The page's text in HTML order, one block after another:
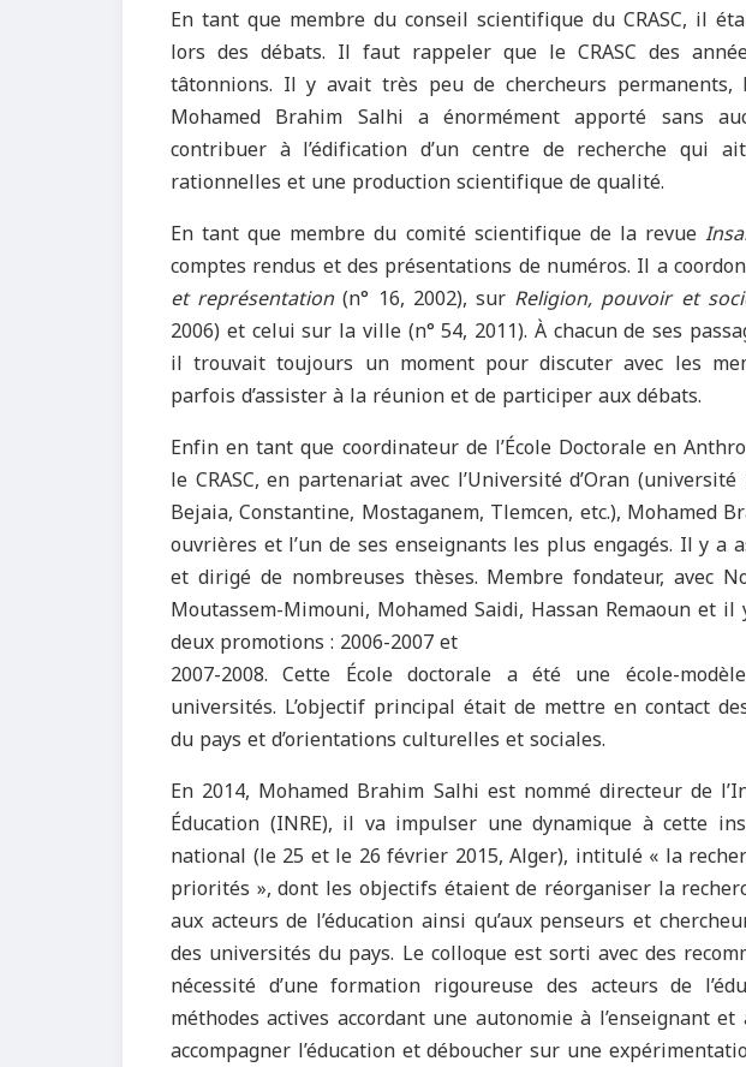
En tant que membre du conseil scientifique du CRASC, il
lors des débats. Il faut rappeler que le CRASC des
tâtonnions. Il y avait très peu de chercheurs
Mohamed Brahim Salhi a énormément apporté sans
contribuer à l’édification d’un centre de recherche qui
rationnelles et une production scientifique de qualité.
En tant que membre du comité scientifique de la revue
comptes rendus et des présentations de numéros. Il a
et représentation(n° 16, 2002), sur Religion, pouvoir et
2006) et celui sur la ville (n° 54, 2011). À chacun de ses
il trouvait toujours un moment pour discuter avec les
parfois d’assister à la réunion et de participer aux débats.
Enfin en tant que coordinateur de l’École Doctorale en
le CRASC, en partenariat avec l’Université d’Oran
Bejaia, Constantine, Mostaganem, Tlemcen, etc.), Mohamed
ouvrières et l’un de ses enseignants les plus engagés. Il y a
et dirigé de nombreuses thèses. Membre fondateur, avec
Moutassem-Mimouni, Mohamed Saidi, Hassan Remaoun et il
deux promotions : 2006-2007 et
2007-2008. Cette École doctorale a été une école-
universités. L’objectif principal était de mettre en contact
du pays et d’orientations culturelles et sociales.
En 2014, Mohamed Brahim Salhi est nommé directeur de
Éducation (INRE), il va impulser une dynamique à cette
national (le 25 et le 26 février 2015, Alger), intitulé « la
priorités », dont les objectifs étaient de réorganiser la
aux acteurs de l’éducation ainsi qu’aux penseurs et
des universités du pays. Le colloque est sorti avec des
nécessité d’une formation rigoureuse des acteurs de
méthodes actives accordant une autonomie à l’enseignant
accompagner l’éducation et déboucher sur une